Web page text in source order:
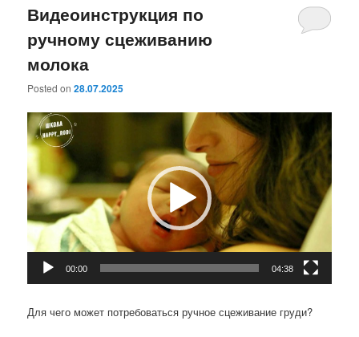
Видеоинструкция по
ручному сцеживанию
молока
Posted on28.07.2025
Видеоплеер
00:00 04:38
Для чего может потребоваться ручное сцеживание груди?